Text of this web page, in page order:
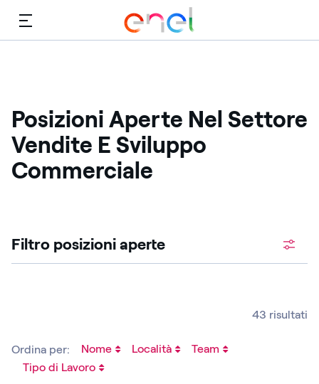
Menù
Posizioni Aperte Nel Settore
Vendite E Sviluppo
Commerciale
Filtro posizioni aperte ​
43 risultati
Ordina per: